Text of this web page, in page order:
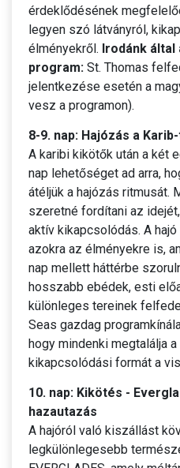
érdeklődésének
legyen szó látványról,
élményekről. Irodánk
program: St. Thomas
jelentkezése esetén a
vesz a programon).
8-9. nap: Hajózás a
A karibi kikötők után a két
nap lehetőséget ad arra,
átéljük a hajózás ritmusát.
szeretné fordítani az
aktív kikapcsolódás. A
azokra az élményekre is,
nap mellett háttérbe
hosszabb ebédek, esti
különleges tereinek
Seas gazdag
hogy mindenki megtalálja
kikapcsolódási formát a
10. nap: Kikötés -
hazautazás
A hajóról való kiszállást
legkülönlegesebb